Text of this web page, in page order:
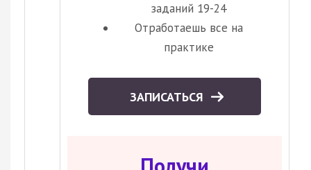
заданий 19-24
Отработаешь все на
практике
ЗАПИСАТЬСЯ